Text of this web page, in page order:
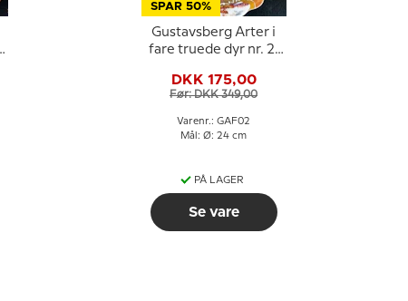
SPAR 50%
Gustavsberg Arter i
fare truede dyr nr. 2,
DKK 175,00
Før: DKK 349,00
Varenr.: GAF02
Mål: Ø: 24 cm
PÅ LAGER
Se vare